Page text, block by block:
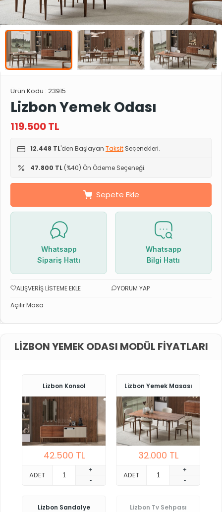
Ürün Kodu : 23915
Lizbon Yemek Odası
119.500TL
12.448 TL'den Başlayan Taksit Seçenekleri.
47.800 TL (%40) Ön Ödeme Seçeneği.
Sepete Ekle
Whatsapp
Sipariş Hattı
Whatsapp
Bilgi Hattı
ALIŞVERIŞ LISTEME EKLE
YORUM YAP
Açılır Masa
LIZBON YEMEK ODASI MODÜL FIYATLARI
Lizbon Konsol
42.500 TL
ADET
+
-
Lizbon Yemek Masası
32.000 TL
ADET
+
-
Lizbon Sandalye Lizbon Tv Sehpası